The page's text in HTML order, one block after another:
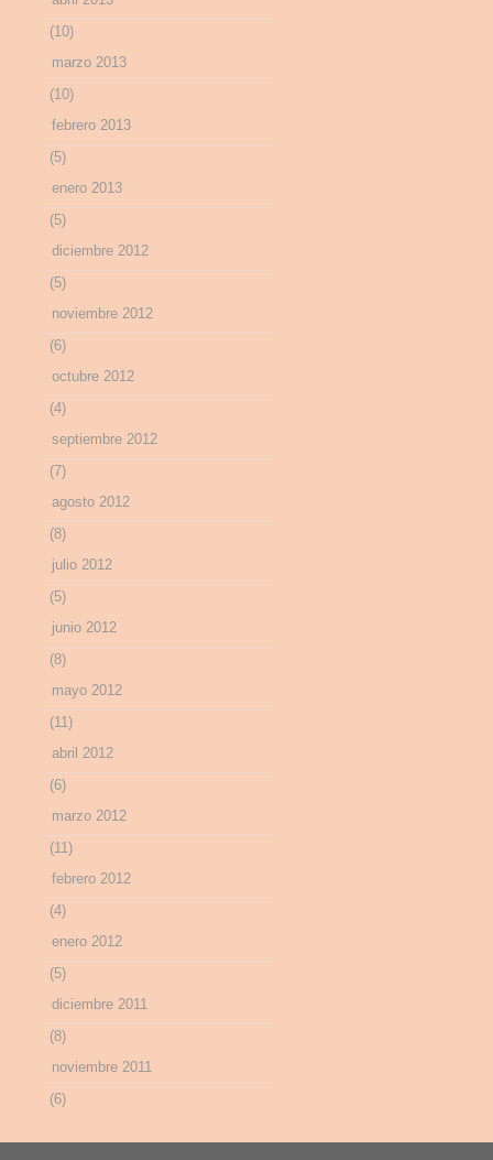
(10)
marzo 2013
(10)
febrero 2013
(5)
enero 2013
(5)
diciembre 2012
(5)
noviembre 2012
(6)
octubre 2012
(4)
septiembre 2012
(7)
agosto 2012
(8)
julio 2012
(5)
junio 2012
(8)
mayo 2012
(11)
abril 2012
(6)
marzo 2012
(11)
febrero 2012
(4)
enero 2012
(5)
diciembre 2011
(8)
noviembre 2011
(6)